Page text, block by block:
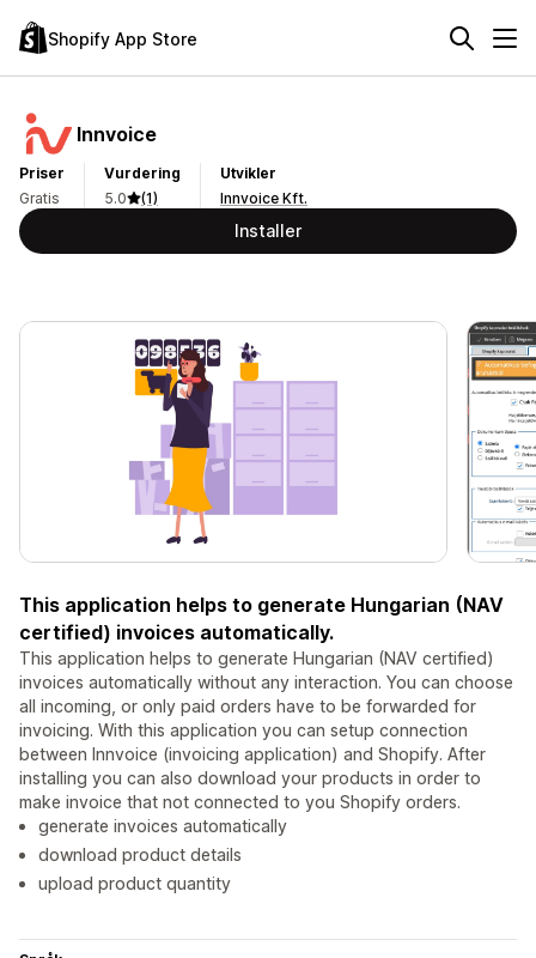
Shopify App Store
Innvoice
Priser
Gratis
Vurdering
5.0
(1)
Utvikler
Innvoice Kft.
Installer
This application helps to generate Hungarian (NAV
certified) invoices automatically.
This application helps to generate Hungarian (NAV certified)
invoices automatically without any interaction. You can choose
all incoming, or only paid orders have to be forwarded for
invoicing. With this application you can setup connection
between Innvoice (invoicing application) and Shopify. After
installing you can also download your products in order to
make invoice that not connected to you Shopify orders.
generate invoices automatically
download product details
upload product quantity